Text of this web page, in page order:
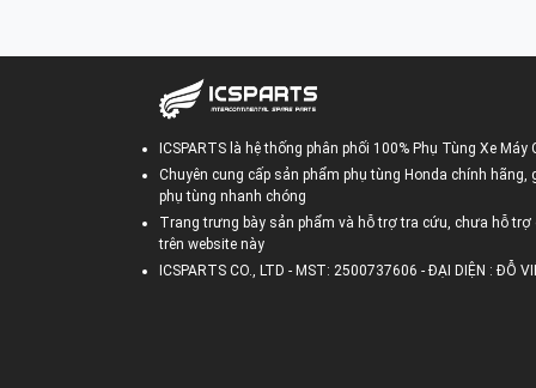
ICSPARTS là hệ thống phân phối 100% Phụ Tùng Xe Máy
Chuyên cung cấp sản phẩm phụ tùng Honda chính hãng,
phụ tùng nhanh chóng
Trang trưng bày sản phẩm và hỗ trợ tra cứu, chưa hỗ trợ
trên website này
ICSPARTS CO., LTD - MST: 2500737606 - ĐẠI DIỆN : ĐỖ